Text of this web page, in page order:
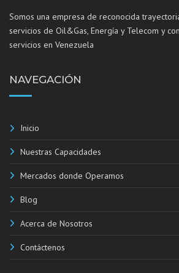
Somos una empresa de reconocida
servicios de Oil&Gas, Energía y Telecom y
servicios en Venezuela
NAVEGACIÓN
Inicio
Nuestras Capacidades
Mercados donde Operamos
Blog
Acerca de Nosotros
Contáctenos